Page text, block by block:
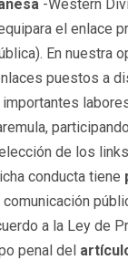
-Western
el enlace
En nuestra
puestos a
de los
conducta tiene
a la Ley de
penal del